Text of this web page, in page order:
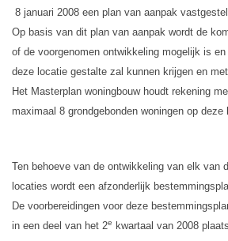
8 januari 2008 een plan van aanpak
Op basis van dit plan van aanpak wordt de
of de voorgenomen ontwikkeling mogelijk is
deze locatie gestalte zal kunnen krijgen en
Het Masterplan woningbouw houdt rekening
maximaal 8 grondgebonden woningen op deze
Ten behoeve van de ontwikkeling van elk van
locaties wordt een afzonderlijk
De voorbereidingen voor deze
in een deel van het 2e
kwartaal van 2008